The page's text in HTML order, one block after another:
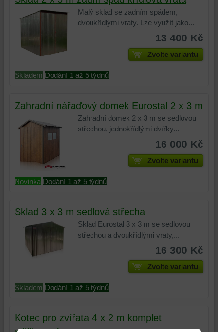
Malý sklad se zadním spádem,
dvoukřídlými vraty. Lze využít jako...
13 400 Kč
Zvolte variantu
Skladem Dodání 1 až 5 týdnů
Zahradní nářaďový domek Eurostal 2 x 3 m
Zahradní domek 2 x 3 m se sedlovou
střechou, jednokřídlými dvířky...
16 000 Kč
Zvolte variantu
Novinka Dodání 1 až 5 týdnů
Sklad 3 x 3 m sedlová střecha
Sklad Eurostal 3 x 3 m se sedlovou
střechou a dvoukřídlými vraty,...
16 300 Kč
Zvolte variantu
Skladem Dodání 1 až 5 týdnů
Kotec pro zvířata 4 x 2 m komplet